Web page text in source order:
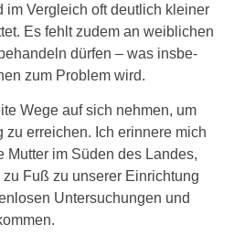
im Vergleich oft deut­lich klei­ner
Es fehlt zudem an weib­li­chen
dür­fen – was ins­be­
zum Problem wird.
Wege auf sich neh­men, um
zu errei­chen. Ich erin­ne­re mich
Mutter im Süden des Landes,
Fuß zu unse­rer Einrichtung
Untersuchungen und